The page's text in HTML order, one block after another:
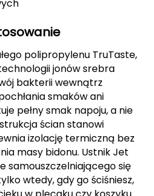
polipropylenu TruTaste,
jonów srebra
bakterii wewnątrz
smaków ani
pełny smak napoju, a nie
ścian stanowi
izolację termiczną bez
masy bidonu. Ustnik Jet
samouszczelniającego się
wtedy, gdy go ściśniesz,